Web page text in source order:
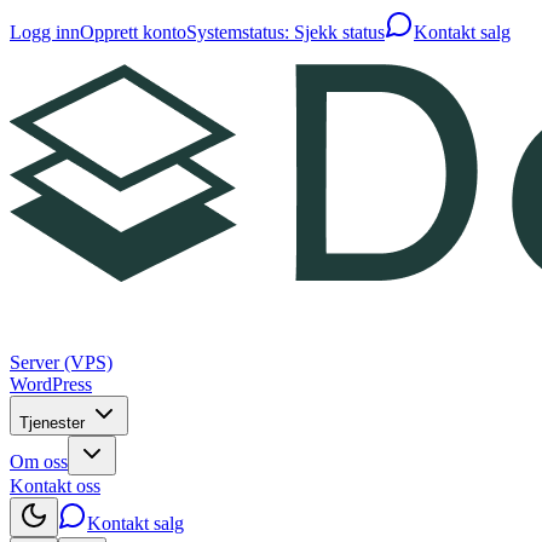
Logg innOpprett kontoSystemstatus: Sjekk status Kontakt salg
Server (VPS)
WordPress
Tjenester
Om oss
Kontakt oss
Kontakt salg